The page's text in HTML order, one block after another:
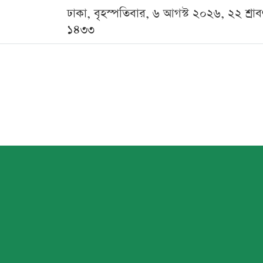
ঢাকা, বৃহস্পতিবার, ৬ আগস্ট ২০২৬, ২২
১৪৩৩